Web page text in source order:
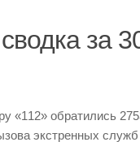
за
«112» обратились
экстренных